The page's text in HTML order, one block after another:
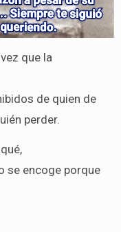
que la
de quien de
perder.
se encoge porque